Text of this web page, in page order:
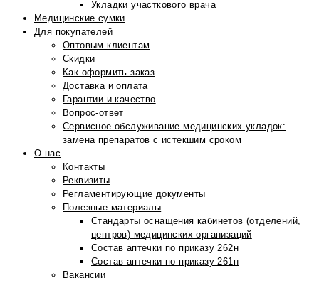
Укладки участкового врача
Медицинские сумки
Для покупателей
Оптовым клиентам
Скидки
Как оформить заказ
Доставка и оплата
Гарантии и качество
Вопрос-ответ
Сервисное обслуживание медицинских укладок:
замена препаратов с истекшим сроком
О нас
Контакты
Реквизиты
Регламентирующие документы
Полезные материалы
Стандарты оснащения кабинетов (отделений,
центров) медицинских организаций
Состав аптечки по приказу 262н
Состав аптечки по приказу 261н
Вакансии